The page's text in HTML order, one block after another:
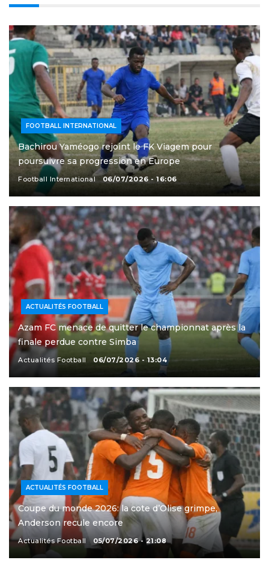
FOOTBALL INTERNATIONAL
Bachirou Yaméogo rejoint le FK Viagem pour
poursuivre sa progression en Europe
Football International 06/07/2026 - 16:06
ACTUALITÉS FOOTBALL
Azam FC menace de quitter le championnat après la
finale perdue contre Simba
Actualités Football 06/07/2026 - 13:04
ACTUALITÉS FOOTBALL
Coupe du monde 2026: la cote d’Olise grimpe,
Anderson recule encore
Actualités Football 05/07/2026 - 21:08